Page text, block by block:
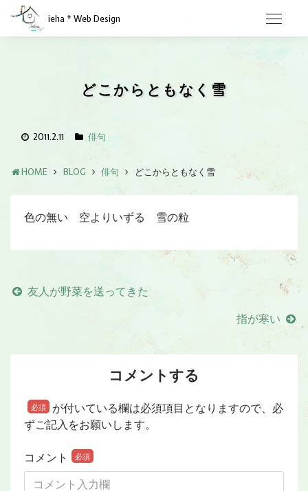
ieha * Web Design
どこからともなく雪
2011.2.11 俳句
HOME BLOG 俳句 どこからともなく雪
色の無い 空よりいずる 雪の粒
友人が野菜を送ってきた
指が寒い
コメントする
必須
が付いている欄は必須項目となりますので、必
ずご記入をお願いします。
コメント 必須